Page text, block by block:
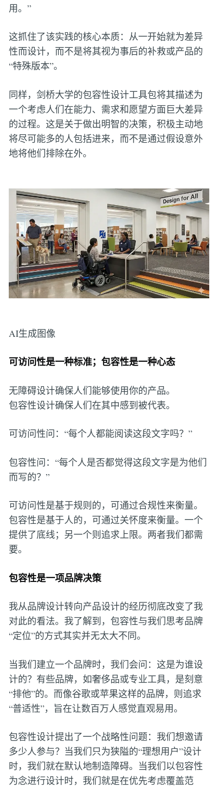
用。”
这抓住了该实践的核心本质：从一开始就为差异
性而设计，而不是将其视为事后的补救或产品的
“特殊版本”。
同样，剑桥大学的包容性设计工具包将其描述为
一个考虑人们在能力、需求和愿望方面巨大差异
的过程。这是关于做出明智的决策，积极主动地
将尽可能多的人包括进来，而不是通过假设意外
地将他们排除在外。
AI生成图像
可访问性是一种标准；包容性是一种心态
无障碍设计确保人们能够使用你的产品。
包容性设计确保人们在其中感到被代表。
可访问性问：“每个人都能阅读这段文字吗？”
包容性问：“每个人是否都觉得这段文字是为他们
而写的？”
可访问性是基于规则的，可通过合规性来衡量。
包容性是基于人的，可通过关怀度来衡量。一个
提供了底线；另一个则追求上限。两者我们都需
要。
包容性是一项品牌决策
我从品牌设计转向产品设计的经历彻底改变了我
对此的看法。我了解到，包容性与我们思考品牌
“定位”的方式其实并无太大不同。
当我们建立一个品牌时，我们会问：这是为谁设
计的？有些品牌，如奢侈品或专业工具，是刻意
“排他”的。而像谷歌或苹果这样的品牌，则追求
“普适性”，旨在让数百万人感觉直观易用。
包容性设计提出了一个战略性问题：我们想邀请
多少人参与？当我们只为狭隘的“理想用户”设计
时，我们就在默认地制造障碍。当我们以包容性
为念进行设计时，我们就是在优先考虑覆盖范